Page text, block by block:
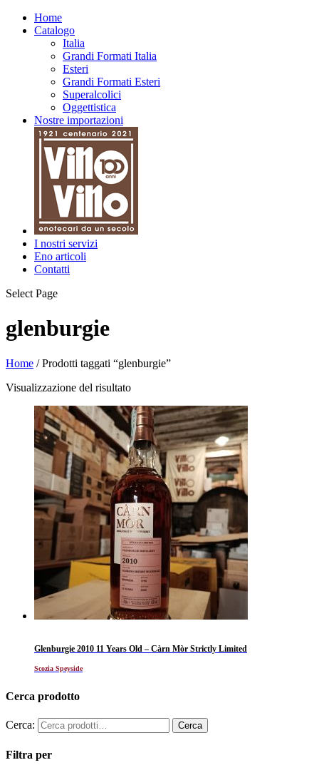
Home
Catalogo
Italia
Grandi Formati Italia
Esteri
Grandi Formati Esteri
Superalcolici
Oggettistica
Nostre importazioni
I nostri servizi
Eno articoli
Contatti
Select Page
glenburgie
Home / Prodotti taggati “glenburgie”
Visualizzazione del risultato
Glenburgie 2010 11 Years Old – Càrn Mòr Strictly Limited
Scozia Speyside
Cerca prodotto
Cerca:
Filtra per